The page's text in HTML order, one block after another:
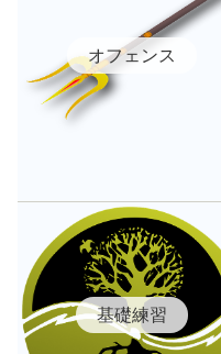
オフェンス
基礎練習